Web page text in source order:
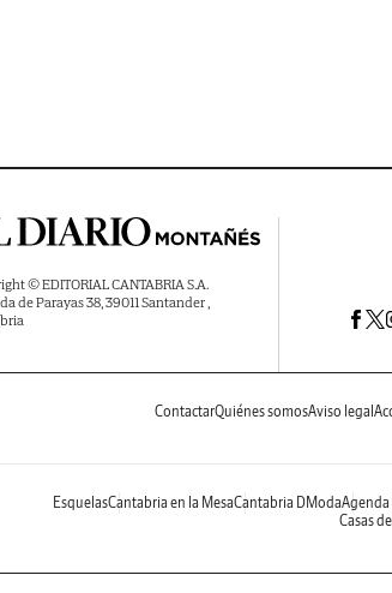
© EDITORIAL CANTABRIA S.A.
de Parayas 38, 39011 Santander ,
ContactarQuiénes somosAviso legal
EsquelasCantabria en la MesaCantabria DModaAgenda
Casas